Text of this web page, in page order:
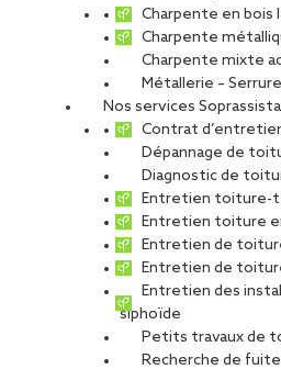
Charpente en bois
Charpente
Charpente mixte
Métallerie –
Nos services
Contrat
Dépannage de
Diagnostic de
Entretien toiture-
Entretien toiture
Entretien de
Entretien de
Entretien des
siphoïde
Petits travaux de
Recherche de